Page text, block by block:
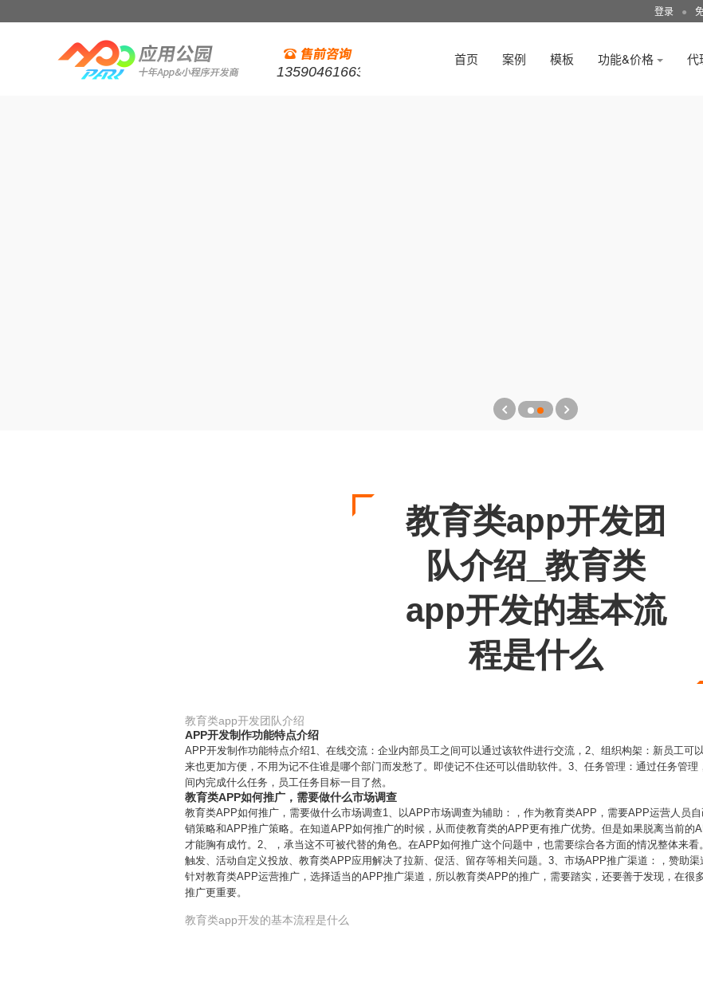
登录 ●
13590461663
首页 案例 模板 功能&价格 代
教育类app开发团
队介绍_教育类
app开发的基本流
程是什么
教育类app开发团队介绍
APP开发制作功能特点介绍
APP开发制作功能特点介绍1、在线交流：企业内部员工之间可以通过该软件进行交流，2、组织构架：新员工可
来也更加方便，不用为记不住谁是哪个部门而发愁了。即使记不住还可以借助软件。3、任务管理：通过任务管
间内完成什么任务，员工任务目标一目了然。
教育类APP如何推广，需要做什么市场调查
教育类APP如何推广，需要做什么市场调查1、以APP市场调查为辅助：，作为教育类APP，需要APP运营人员
销策略和APP推广策略。在知道APP如何推广的时候，从而使教育类的APP更有推广优势。但是如果脱离当前的
才能胸有成竹。2、，承当这不可被代替的角色。在APP如何推广这个问题中，也需要综合各方面的情况整体来
触发、活动自定义投放、教育类APP应用解决了拉新、促活、留存等相关问题。3、市场APP推广渠道：，赞助渠
针对教育类APP运营推广，选择适当的APP推广渠道，所以教育类APP的推广，需要踏实，还要善于发现，在很
推广更重要。
教育类app开发的基本流程是什么